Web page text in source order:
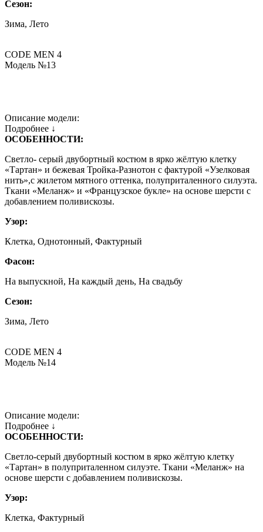
Сезон:
Зима, Лето
CODE MEN 4
Модель №13
Описание модели:
Подробнее ↓
ОСОБЕННОСТИ:
Светло- серый двубортный костюм в ярко жёлтую клетку
«Тартан» и бежевая Тройка-Разнотон с фактурой «Узелковая
нить»,с жилетом мятного оттенка, полуприталенного силуэта.
Ткани «Меланж» и «Французское букле» на основе шерсти с
добавлением поливискозы.
Узор:
Клетка, Однотонный, Фактурный
Фасон:
На выпускной, На каждый день, На свадьбу
Сезон:
Зима, Лето
CODE MEN 4
Модель №14
Описание модели:
Подробнее ↓
ОСОБЕННОСТИ:
Светло-серый двубортный костюм в ярко жёлтую клетку
«Тартан» в полуприталенном силуэте. Ткани «Меланж» на
основе шерсти с добавлением поливискозы.
Узор:
Клетка, Фактурный